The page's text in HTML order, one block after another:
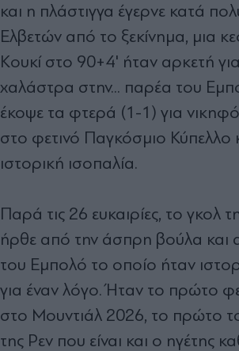
και η πλάστιγγα έγερνε κατά
Ελβετών από το ξεκίνημα, μια
Κουκί στο 90+4' ήταν αρκετή
χαλάστρα στην... παρέα του
έκοψε τα φτερά (1-1) για
στο φετινό Παγκόσμιο Κύπελλο
ιστορική ισοπαλία.
Παρά τις 26 ευκαιρίες, το γκολ
ήρθε από την άσπρη βούλα και
του Εμπολό το οποίο ήταν
για έναν λόγο. Ήταν το πρώτο
στο Μουντιάλ 2026, το πρώτο
της Ρεν που είναι και ο ηγέτης